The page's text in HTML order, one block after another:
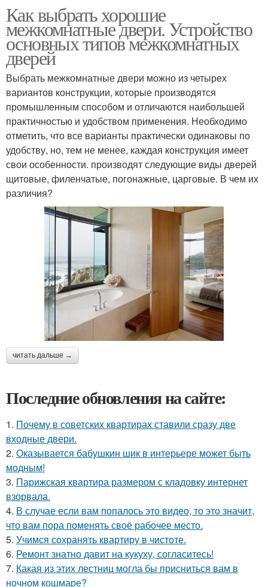
Как выбрать хорошие
межкомнатные двери. Устройство
основных типов межкомнатных
дверей
Выбрать межкомнатные двери можно из четырех
вариантов конструкции, которые производятся
промышленным способом и отличаются наибольшей
практичностью и удобством применения. Необходимо
отметить, что все варианты практически одинаковы по
удобству, но, тем не менее, каждая конструкция имеет
свои особенности. производят следующие виды дверей
щитовые, филенчатые, погонажные, царговые. В чем их
различия?
читать дальше →
Последние обновления на сайте:
1. Почему в советских квартирах ставили сразу две
входные двери.
2. Оказывается бабушкин шик в интерьере может быть
модным!
3. Парижская квартира размером с кладовку интернет
взорвала.
4. В случае если вам попалось это видео, то это значит,
что вам пора поменять своё рабочее место.
5. Учимся сохранять квартиру в чистоте.
6. Ремонт знатно давит на кукуху, согласитесь!
7. Какая из этих лестниц могла бы присниться вам в
ночном кошмаре?